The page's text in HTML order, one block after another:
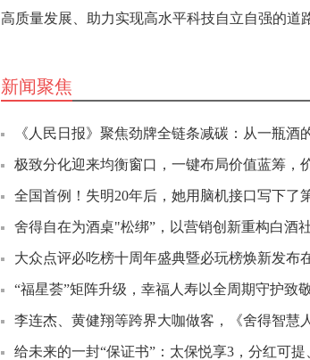
高质量发展、助力实现高水平科技自立自强的道
新闻聚焦
《人民日报》聚焦劲牌全链条减碳：从一瓶
极致分化迎来均衡窗口，一键布局价值蓝筹，
全国首例！失明20年后，她用脑机接口写下了
舍得自在为酒桌"松绑”，以营销创新重构白酒
大众点评必吃榜十周年盛典暨必玩榜焕新发布
“福星荟”矩阵升级，幸福人寿以全周期守护致
李连杰、黄健翔等跨界大咖做客，《舍得智慧
给未来的一封“保证书”：太保悦享3，分红可